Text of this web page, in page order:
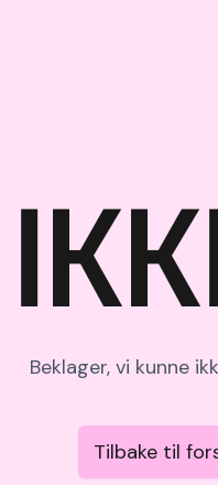
Beklager, vi kunne
Tilbake til